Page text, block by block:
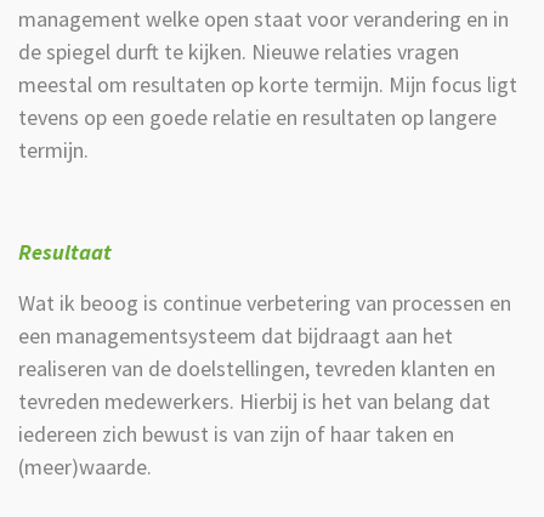
management welke open staat voor verandering en in
de spiegel durft te kijken. Nieuwe relaties vragen
meestal om resultaten op korte termijn. Mijn focus ligt
tevens op een goede relatie en resultaten op langere
termijn.
Resultaat
Wat ik beoog is continue verbetering van processen en
een managementsysteem dat bijdraagt aan het
realiseren van de doelstellingen, tevreden klanten en
tevreden medewerkers. Hierbij is het van belang dat
iedereen zich bewust is van zijn of haar taken en
(meer)waarde.